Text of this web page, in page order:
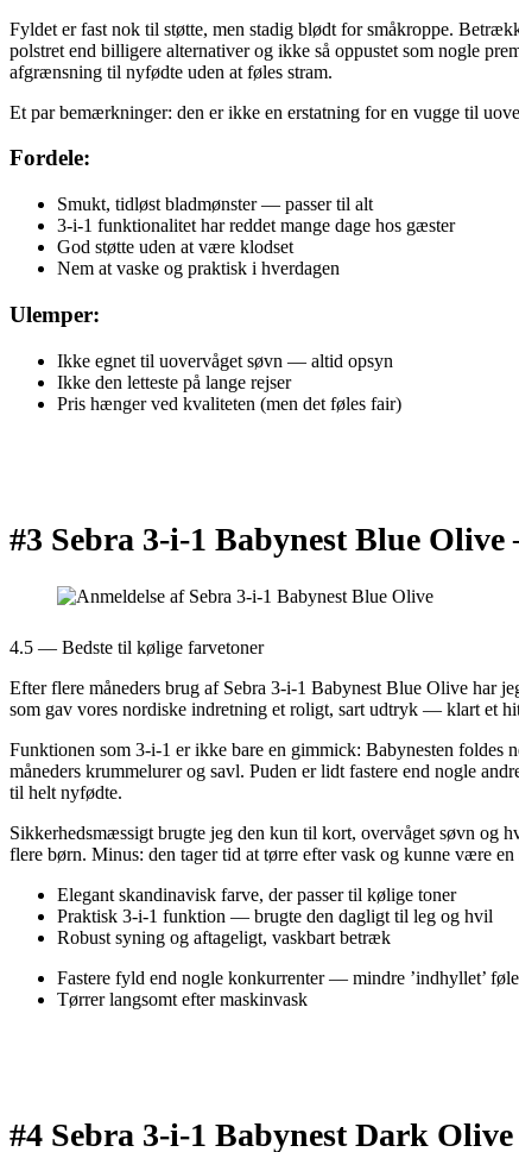
Fyldet er fast nok til støtte, men stadig blødt for småkroppe.
polstret end billigere alternativer og ikke så oppustet som nogle
afgrænsning til nyfødte uden at føles stram.
Et par bemærkninger: den er ikke en erstatning for en vugge til
Fordele:
Smukt, tidløst bladmønster — passer til alt
3-i-1 funktionalitet har reddet mange dage hos gæster
God støtte uden at være klodset
Nem at vaske og praktisk i hverdagen
Ulemper:
Ikke egnet til uovervåget søvn — altid opsyn
Ikke den letteste på lange rejser
Pris hænger ved kvaliteten (men det føles fair)
#3 Sebra 3-i-1 Babynest Blue Olive
4.5 — Bedste til kølige farvetoner
Efter flere måneders brug af Sebra 3-i-1 Babynest Blue Olive har
som gav vores nordiske indretning et roligt, sart udtryk — klart et
Funktionen som 3-i-1 er ikke bare en gimmick: Babynesten foldes
måneders krummelurer og savl. Puden er lidt fastere end nogle
til helt nyfødte.
Sikkerhedsmæssigt brugte jeg den kun til kort, overvåget søvn og
flere børn. Minus: den tager tid at tørre efter vask og kunne være
Elegant skandinavisk farve, der passer til kølige toner
Praktisk 3-i-1 funktion — brugte den dagligt til leg og hvil
Robust syning og aftageligt, vaskbart betræk
Fastere fyld end nogle konkurrenter — mindre ’indhyllet’
Tørrer langsomt efter maskinvask
#4 Sebra 3-i-1 Babynest Dark